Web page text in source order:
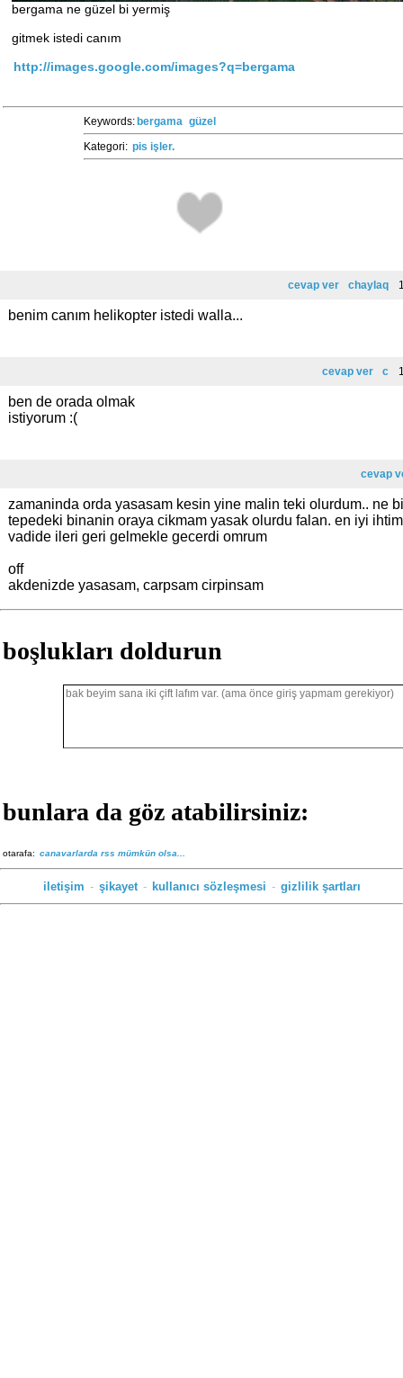
bergama ne güzel bi yermiş
gitmek istedi canım
http://images.google.com/images?q=bergama
Keywords:bergama güzel
Kategori: pis işler.
cevap ver chaylaq
benim canım helikopter istedi walla...
cevap ver c
ben de orada olmak
istiyorum :(
cevap
zamaninda orda yasasam kesin yine malin teki olurdum.. ne
tepedeki binanin oraya cikmam yasak olurdu falan. en iyi
vadide ileri geri gelmekle gecerdi omrum
off
akdenizde yasasam, carpsam cirpinsam
boşlukları doldurun
bunlara da göz atabilirsiniz:
otarafa: canavarlarda rss mümkün olsa...
iletişim - şikayet - kullanıcı sözleşmesi - gizlilik şartları